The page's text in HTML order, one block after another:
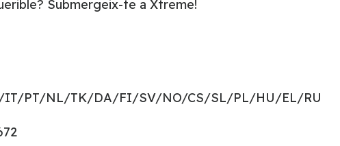
Submergeix-te a Xtreme!
IT/PT/NL/TK/DA/FI/SV/NO/CS/SL/PL/HU/EL/RU